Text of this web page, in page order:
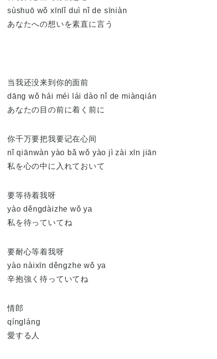
sùshuō wǒ xīnlǐ duì nǐ de sīniàn
あなたへの想いを素直に言う
当我还没来到你的面前
dāng wǒ hái méi lái dào nǐ de miànqián
あなたの目の前に着く前に
你千万要把我要记在心间
nǐ qiānwàn yào bǎ wǒ yào jì zài xīn jiān
私を心の中に入れておいて
要等待着我呀
yào děngdàizhe wǒ ya
私を待っていてね
要耐心等着我呀
yào nàixīn děngzhe wǒ ya
辛抱強く待っていてね
情郎
qíngláng
愛する人